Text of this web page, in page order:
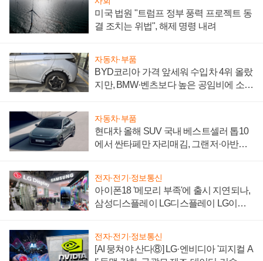
미국 법원 "트럼프 정부 풍력 프로젝트 동
결 조치는 위법", 해제 명령 내려
자동차·부품
BYD코리아 가격 앞세워 수입차 4위 올랐
지만, BMW·벤츠보다 높은 공임비에 소비
자동차·부품
현대차 올해 SUV 국내 베스트셀러 톱10
에서 싼타페만 자리매김, 그랜저·아반떼
전자·전기·정보통신
아이폰18 '메모리 부족'에 출시 지연되나,
삼성디스플레이 LG디스플레이 LG이노
전자·전기·정보통신
[AI 뭉쳐야 산다⑧] LG·엔비디아 '피지컬 A